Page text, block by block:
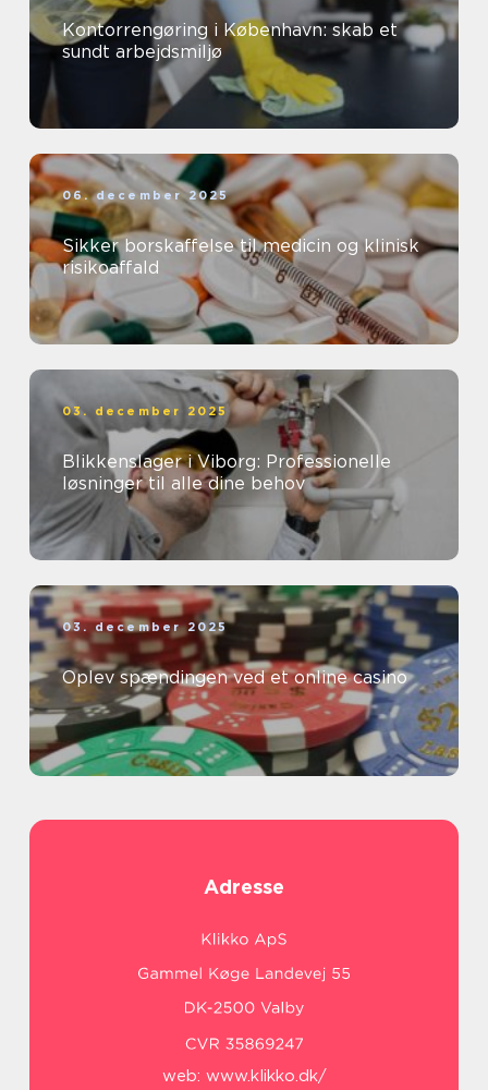
Kontorrengøring i København: skab et
sundt arbejdsmiljø
06. december 2025
Sikker borskaffelse til medicin og klinisk
risikoaffald
03. december 2025
Blikkenslager i Viborg: Professionelle
løsninger til alle dine behov
03. december 2025
Oplev spændingen ved et online casino
Adresse
web: www.klikko.dk/